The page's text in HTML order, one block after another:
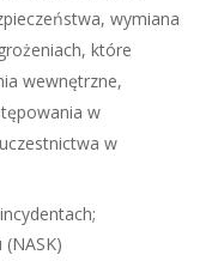
wymiana
które
wewnętrzne,
w
w